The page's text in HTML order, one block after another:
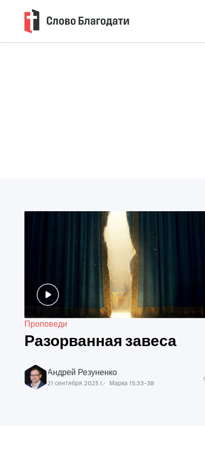
Проповеди
Разорванная завеса
Андрей Резуненко
21 сентября 2025 г. Марка 15:33-38